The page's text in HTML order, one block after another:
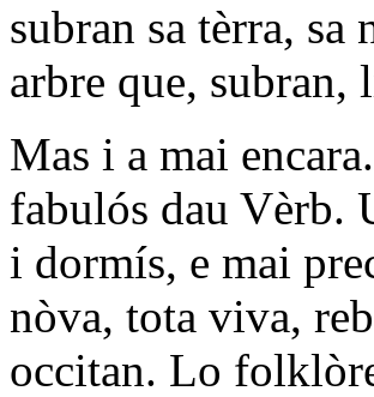
subran sa tèrra, sa
arbre que, subran,
Mas i a mai
fabulós dau Vèrb.
i dormís, e mai
nòva, tota viva,
occitan. Lo